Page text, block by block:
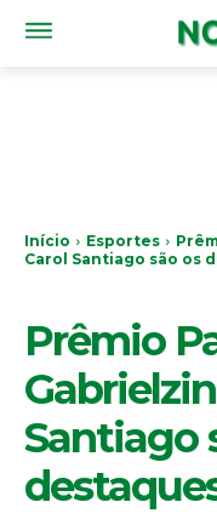
Início Esportes
Carol Santiago são os
Prêmio
Santiago